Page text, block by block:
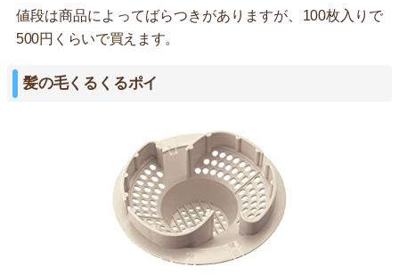
値段は商品によってばらつきがありますが、100枚入りで
500円くらいで買えます。
髪の毛くるくるポイ